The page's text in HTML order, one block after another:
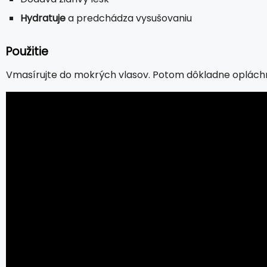
Hydratujea predchádza vysušovaniu
Použitie
Vmasírujte do mokrých vlasov. Potom dôkladne